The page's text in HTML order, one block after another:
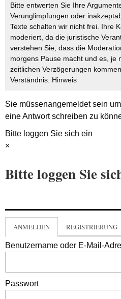
Bitte entwerten Sie Ihre
Verunglimpfungen oder
Texte schalten wir nicht frei. Ihre
moderiert, da die juristische
verstehen Sie, dass die
morgens Pause macht und es, je
zeitlichen Verzögerungen
Verständnis. Hinweis
Sie müssenangemeldetsein
eine Antwort schreiben zu
Bitte loggen Sie sich ein
×
Bitte loggen Sie
ANMELDEN REGISTRIERUNG
Benutzername oder E-Mail-
Passwort